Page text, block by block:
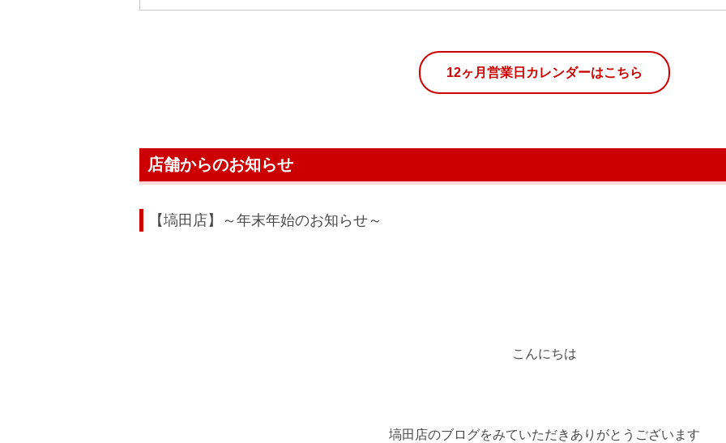
12ヶ月営業日カレンダーはこちら
店舗からのお知らせ
【塙田店】～年末年始のお知らせ～
こんにちは
塙田店のブログをみていただきありがとうございます